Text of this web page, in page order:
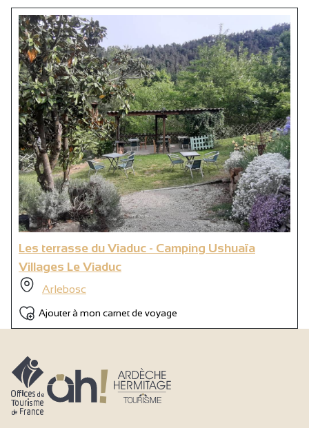
Les terrasse du Viaduc - Camping Ushuaïa
Villages Le Viaduc
Arlebosc
Ajouter à mon carnet de voyage